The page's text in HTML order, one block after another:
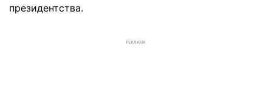
президентства.
РЕКЛАМА